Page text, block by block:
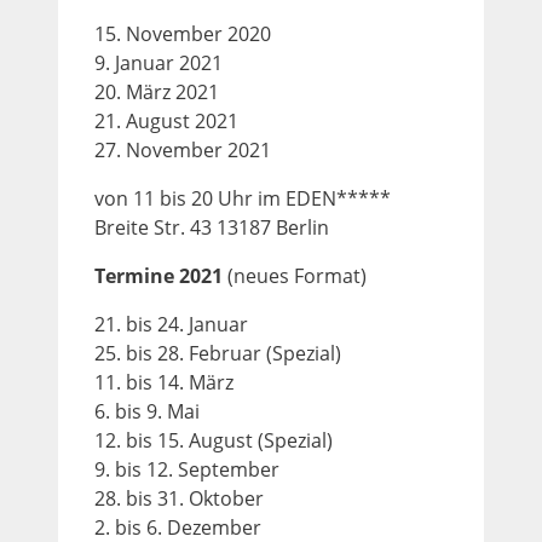
15. November 2020
9. Januar 2021
20. März 2021
21. August 2021
27. November 2021
von 11 bis 20 Uhr im EDEN*****
Breite Str. 43 13187 Berlin
Termine 2021 (neues Format)
21. bis 24. Januar
25. bis 28. Februar (Spezial)
11. bis 14. März
6. bis 9. Mai
12. bis 15. August (Spezial)
9. bis 12. September
28. bis 31. Oktober
2. bis 6. Dezember